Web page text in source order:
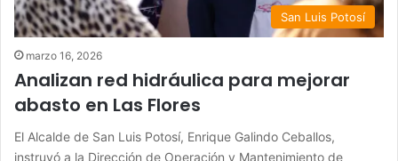
San Luis Potosí
marzo 16, 2026
Analizan red hidráulica para mejorar
abasto en Las Flores
El Alcalde de San Luis Potosí, Enrique Galindo Ceballos,
instruyó a la Dirección de Operación y Mantenimiento de